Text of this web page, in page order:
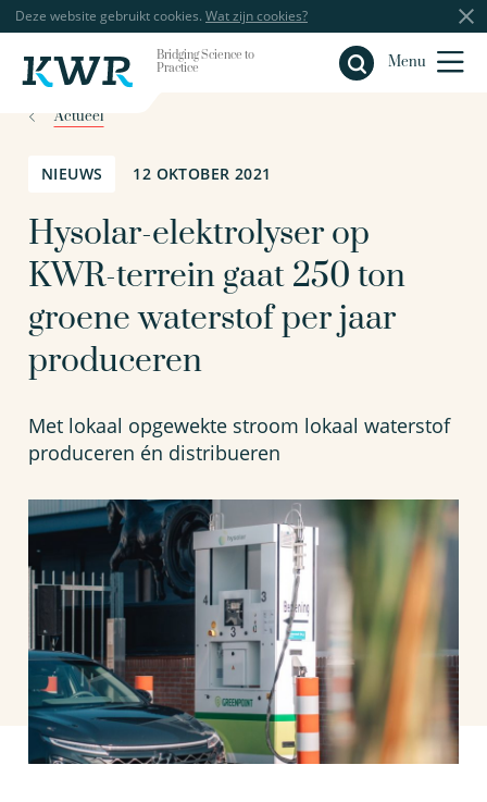
Deze website gebruikt cookies. Wat zijn cookies?
Bridging Science to
Practice
Menu
Sluiten
Actueel
NIEUWS 12 OKTOBER 2021
Hysolar-elektrolyser op
KWR-terrein gaat 250 ton
groene waterstof per jaar
produceren
Met lokaal opgewekte stroom lokaal waterstof
produceren én distribueren